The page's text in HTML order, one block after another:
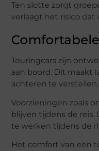
Ten slotte zorgt
verlaagt het risico dat
Touringcars zijn
aan boord. Dit maakt
achteren te
Voorzieningen zoals
blijven tijdens de reis.
te werken tijdens de
Het comfort van een